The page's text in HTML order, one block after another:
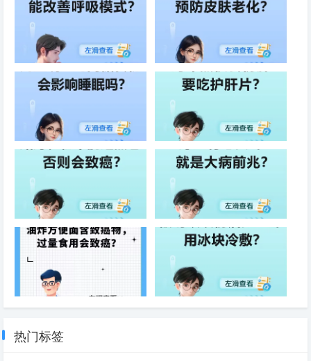
男性练习瑜伽能改善呼吸模式 喝绿茶能预防皮肤老化
儿童晚上吃高糖食物会影响睡眠
跨年熬夜会伤肝要吃护肝片
贴身衣物不能选黑色否则会致癌 身上有老人味就是大病前兆
热门标签